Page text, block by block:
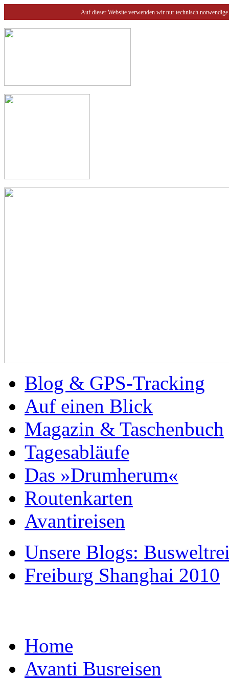
Auf dieser Website verwenden wir nur technisch
Blog & GPS-Tracking
Auf einen Blick
Magazin & Taschenbuch
Tagesabläufe
Das »Drumherum«
Routenkarten
Avantireisen
Unsere Blogs:
Freiburg Shanghai 2010
Home
Avanti Busreisen